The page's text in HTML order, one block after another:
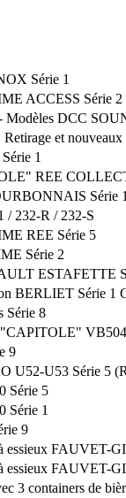
Série 1
ACCESS Série 2
Modèles DCC
et nouveaux
1
REE
Série 1
/ 232-R / 232-S
REE Série 5
Série 2
ESTAFETTE
BERLIET Série 1
Série 8
9
U52-U53 Série 5
Série 5
Série 1
9
essieux FAUVET-
essieux FAUVET-
3 containers de